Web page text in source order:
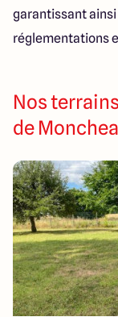
garantissant
réglementations
Nos
de